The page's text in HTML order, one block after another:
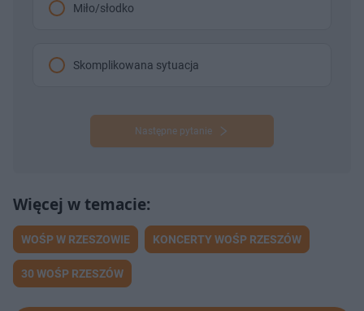
Miło/słodko
Skomplikowana sytuacja
Następne pytanie
WOŚP W RZESZOWIE KONCERTY WOŚP RZESZÓW
30 WOŚP RZESZÓW